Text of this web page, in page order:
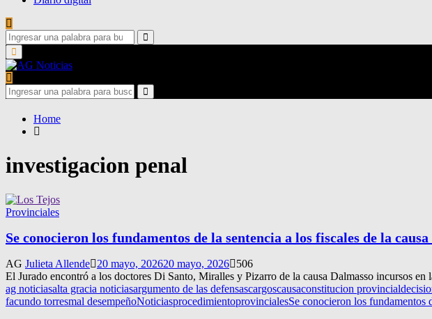
Search
for:
Search
Primary
Menu
Search
for:
Search
Home
investigacion penal
Provinciales
Se conocieron los fundamentos de la sentencia a los fiscales de la
AG Julieta Allende 20 mayo, 202620 mayo, 2026
506
El Jurado encontró a los doctores Di Santo, Miralles y Pizarro de la causa Dalmasso incursos en
ag noticiasalta gracia noticiasargumento de las defensascargoscausaconstitucion provincial
facundo torresmal desempeñoNoticiasprocedimientoprovincialesSe conocieron los fundamentos